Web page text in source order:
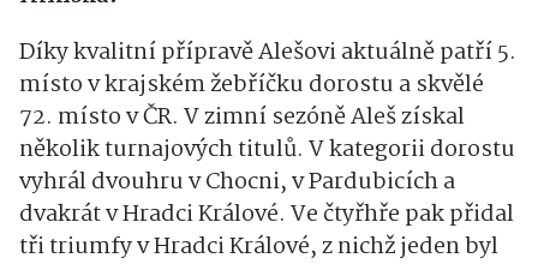
Díky kvalitní přípravě Alešovi aktuálně patří 5.
místo v krajském žebříčku dorostu a skvělé
72. místo v ČR. V zimní sezóně Aleš získal
několik turnajových titulů. V kategorii dorostu
vyhrál dvouhru v Chocni, v Pardubicích a
dvakrát v Hradci Králové. Ve čtyřhře pak přidal
tři triumfy v Hradci Králové, z nichž jeden byl